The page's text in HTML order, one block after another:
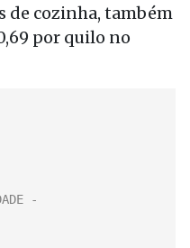
de cozinha, também
por quilo no